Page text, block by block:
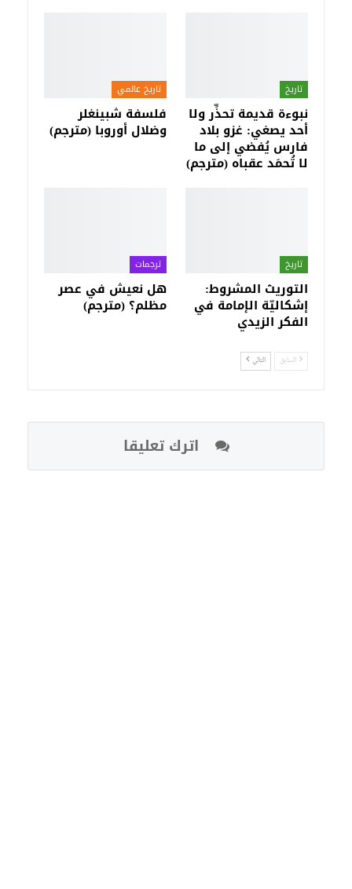
تاريخ
نبوءة قديمة تحذِّر ولا
أحد يصغي: غزو بلاد
فارس يُفضي إلى ما
لا تُحمَد عقباه (مترجم)
تاريخ عالمي
فلسفة شبينغلر
وضلال أوروبا (مترجم)
تاريخ
التوريث المشروط:
إشكاليّة الإمامة في
الفكر الزيدي
ترجمات
هل نعيش في عصر
مظلم؟ (مترجم)
السابق التالي
اترك تعليقا